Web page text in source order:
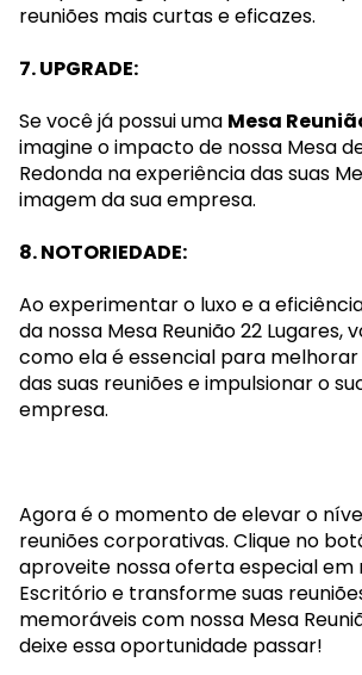
reuniões mais curtas e eficazes.
7. UPGRADE:
Se você já possui uma Mesa
imagine o impacto de nossa Mesa
Redonda na experiência das suas
imagem da sua empresa.
8. NOTORIEDADE:
Ao experimentar o luxo e a
da nossa Mesa Reunião 22
como ela é essencial para
das suas reuniões e impulsionar o
empresa.
Agora é o momento de elevar o
reuniões corporativas. Clique no
aproveite nossa oferta especial em
Escritório e transforme suas
memoráveis com nossa Mesa
deixe essa oportunidade passar!